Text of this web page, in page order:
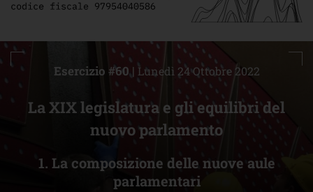
La XIX legislatura e gli equilibri del
nuovo parlamento
1. La composizione delle nuove aule
parlamentari
Esercizio #60 | Lunedì 24 Ottobre 2022